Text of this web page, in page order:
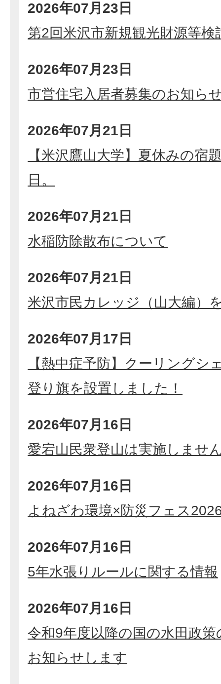
2026年07月23日
第2回米沢市新規観光財源等検
2026年07月23日
市営住宅入居者募集のお知ら
2026年07月21日
【米沢鷹山大学】夏休みの宿
日。
2026年07月21日
水稲防除散布について
2026年07月21日
米沢市民カレッジ（山大編）
2026年07月17日
【熱中症予防】クーリングシ
登り旗を設置しました！
2026年07月16日
愛宕山民衆登山は実施しませ
2026年07月16日
よねざわ環境×防災フェス
2026年07月16日
5年水張りルールに関する情報
2026年07月16日
令和9年度以降の国の水田政
お知らせします